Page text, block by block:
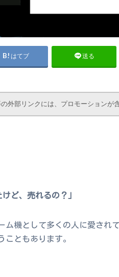
はてブ 送る
外部リンクには、プロモーションが含
ど、売れるの？」
ム機として多くの人に愛され
こともあります。